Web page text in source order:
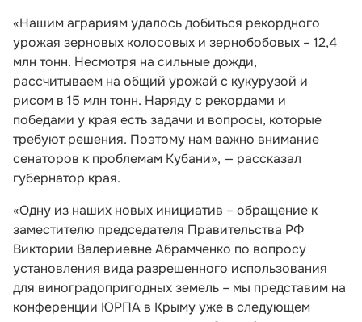
«Нашим аграриям удалось добиться рекордного
урожая зерновых колосовых и зернобобовых – 12,4
млн тонн. Несмотря на сильные дожди,
рассчитываем на общий урожай с кукурузой и
рисом в 15 млн тонн. Наряду с рекордами и
победами у края есть задачи и вопросы, которые
требуют решения. Поэтому нам важно внимание
сенаторов к проблемам Кубани», — рассказал
губернатор края.
«Одну из наших новых инициатив – обращение к
заместителю председателя Правительства РФ
Виктории Валериевне Абрамченко по вопросу
установления вида разрешенного использования
для виноградопригодных земель – мы представим на
конференции ЮРПА в Крыму уже в следующем